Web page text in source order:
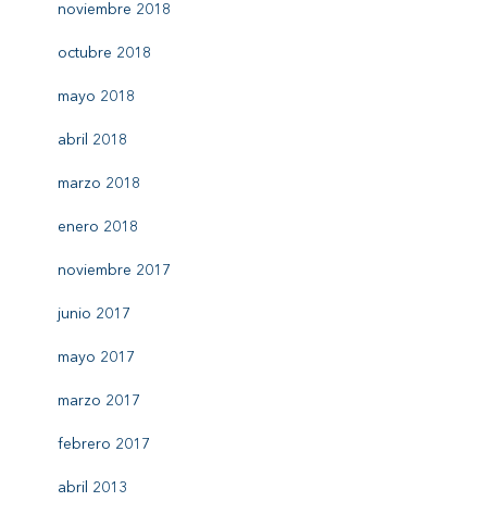
noviembre 2018
octubre 2018
mayo 2018
abril 2018
marzo 2018
enero 2018
noviembre 2017
junio 2017
mayo 2017
marzo 2017
febrero 2017
abril 2013